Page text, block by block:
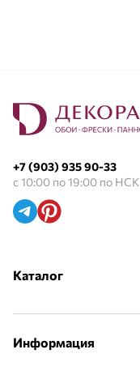
+7 (903) 935 90-33
с 10:00 по 19:00 по НСК
Каталог
Информация